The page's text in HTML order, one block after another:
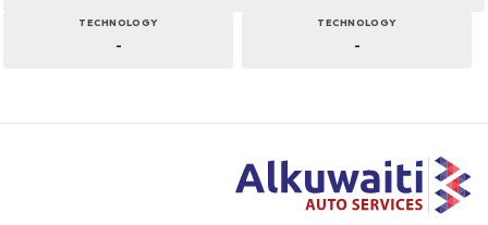
TECHNOLOGY
-
TECHNOLOGY
-